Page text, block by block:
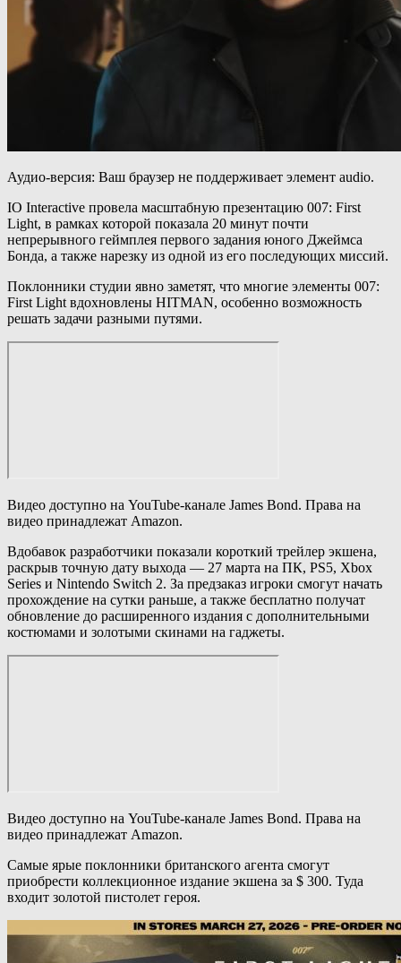
Аудио-версия: Ваш браузер не поддерживает элемент audio.
IO Interactive провела масштабную презентацию 007: First
Light, в рамках которой показала 20 минут почти
непрерывного геймплея первого задания юного Джеймса
Бонда, а также нарезку из одной из его последующих миссий.
Поклонники студии явно заметят, что многие элементы 007:
First Light вдохновлены HITMAN, особенно возможность
решать задачи разными путями.
Видео доступно на YouTube-канале James Bond. Права на
видео принадлежат Amazon.
Вдобавок разработчики показали короткий трейлер экшена,
раскрыв точную дату выхода — 27 марта на ПК, PS5, Xbox
Series и Nintendo Switch 2. За предзаказ игроки смогут начать
прохождение на сутки раньше, а также бесплатно получат
обновление до расширенного издания с дополнительными
костюмами и золотыми скинами на гаджеты.
Видео доступно на YouTube-канале James Bond. Права на
видео принадлежат Amazon.
Самые ярые поклонники британского агента смогут
приобрести коллекционное издание экшена за $ 300. Туда
входит золотой пистолет героя.